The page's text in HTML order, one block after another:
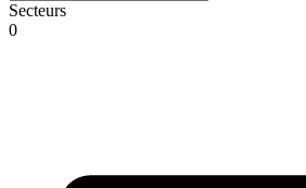
Secteurs
0